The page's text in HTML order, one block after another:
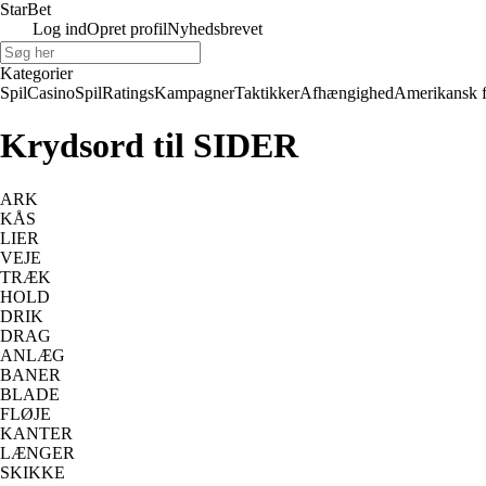
StarBet
Log indOpret profilNyhedsbrevet
Kategorier
SpilCasinoSpilRatingsKampagnerTaktikkerAfhængighedAmerikansk
Krydsord til SIDER
ARK
KÅS
LIER
VEJE
TRÆK
HOLD
DRIK
DRAG
ANLÆG
BANER
BLADE
FLØJE
KANTER
LÆNGER
SKIKKE